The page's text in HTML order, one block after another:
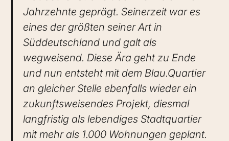
Jahrzehnte geprägt. Seinerzeit war es
eines der größten seiner Art in
Süddeutschland und galt als
wegweisend. Diese Ära geht zu Ende
und nun entsteht mit dem Blau.Quartier
an gleicher Stelle ebenfalls wieder ein
zukunftsweisendes Projekt, diesmal
langfristig als lebendiges Stadtquartier
mit mehr als 1.000 Wohnungen geplant.